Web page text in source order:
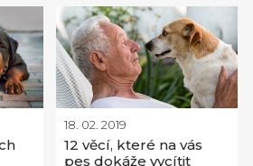
18. 02. 2019
12 věcí, které na vás
pes dokáže vycítit